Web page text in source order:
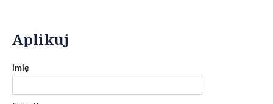
Aplikuj
Imię